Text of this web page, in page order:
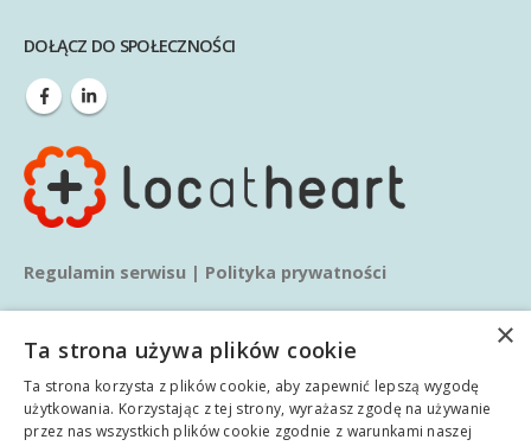
DOŁĄCZ DO SPOŁECZNOŚCI
Regulamin serwisu | Polityka prywatności
×
Ta strona używa plików cookie
Ta strona korzysta z plików cookie, aby zapewnić lepszą wygodę
użytkowania. Korzystając z tej strony, wyrażasz zgodę na używanie
przez nas wszystkich plików cookie zgodnie z warunkami naszej